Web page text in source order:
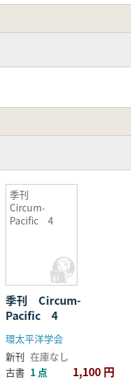
季刊
Circum-
Pacific 4
季刊 Circum-
Pacific 4
環太平洋学会
新刊 在庫なし
古書 1 点 1,100 円